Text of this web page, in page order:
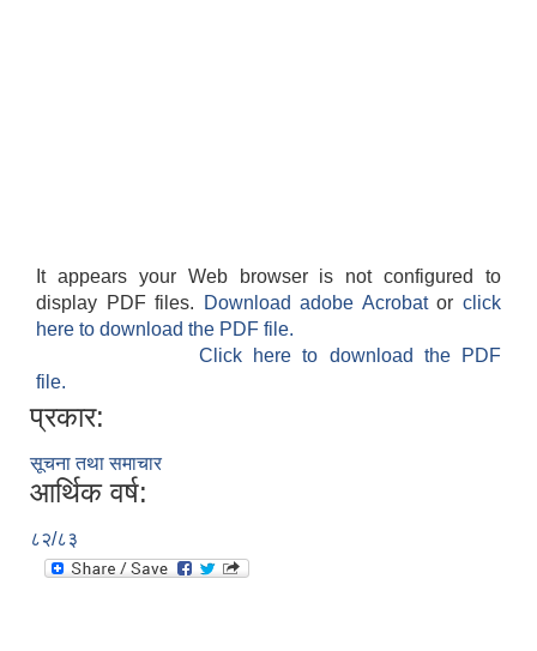
It appears your Web browser is not configured to
display PDF files.
Download adobe Acrobatorclick
here to download the PDF file.
Click here to download the PDF
file.
प्रकार:
सूचना तथा समाचार
आर्थिक वर्ष:
८२/८३